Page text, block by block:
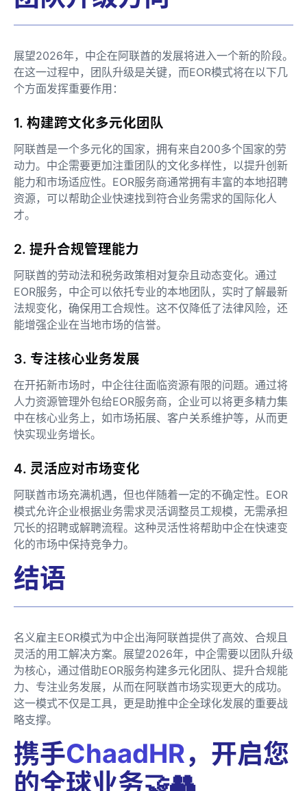
展望2026年，中企在阿联酋的发展将进入一个新的阶段。
在这一过程中，团队升级是关键，而EOR模式将在以下几
个方面发挥重要作用：
1. 构建跨文化多元化团队
阿联酋是一个多元化的国家，拥有来自200多个国家的劳
动力。中企需要更加注重团队的文化多样性，以提升创新
能力和市场适应性。EOR服务商通常拥有丰富的本地招聘
资源，可以帮助企业快速找到符合业务需求的国际化人
才。
2. 提升合规管理能力
阿联酋的劳动法和税务政策相对复杂且动态变化。通过
EOR服务，中企可以依托专业的本地团队，实时了解最新
法规变化，确保用工合规性。这不仅降低了法律风险，还
能增强企业在当地市场的信誉。
3. 专注核心业务发展
在开拓新市场时，中企往往面临资源有限的问题。通过将
人力资源管理外包给EOR服务商，企业可以将更多精力集
中在核心业务上，如市场拓展、客户关系维护等，从而更
快实现业务增长。
4. 灵活应对市场变化
阿联酋市场充满机遇，但也伴随着一定的不确定性。EOR
模式允许企业根据业务需求灵活调整员工规模，无需承担
冗长的招聘或解聘流程。这种灵活性将帮助中企在快速变
化的市场中保持竞争力。
结语
名义雇主EOR模式为中企出海阿联酋提供了高效、合规且
灵活的用工解决方案。展望2026年，中企需要以团队升级
为核心，通过借助EOR服务构建多元化团队、提升合规能
力、专注业务发展，从而在阿联酋市场实现更大的成功。
这一模式不仅是工具，更是助推中企全球化发展的重要战
略支撑。
携手ChaadHR，开启您
的全球业务🤝👥